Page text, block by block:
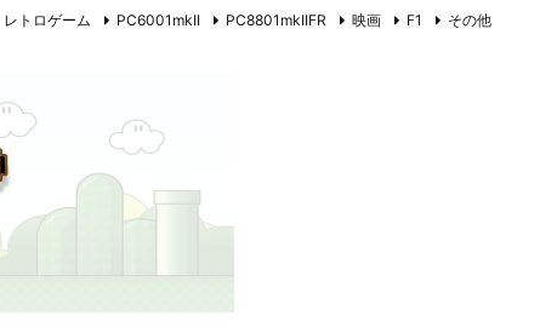
レトロゲーム PC6001mkII PC8801mkIIFR 映画 F1 その他